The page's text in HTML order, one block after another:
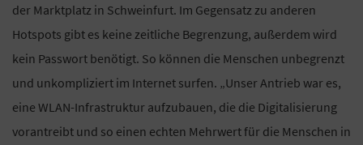
der Marktplatz in Schweinfurt. Im Gegensatz zu anderen
Hotspots gibt es keine zeitliche Begrenzung, außerdem wird
kein Passwort benötigt. So können die Menschen unbegrenzt
und unkompliziert im Internet surfen. „Unser Antrieb war es,
eine WLAN-Infrastruktur aufzubauen, die die Digitalisierung
vorantreibt und so einen echten Mehrwert für die Menschen in